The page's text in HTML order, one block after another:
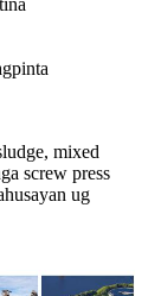
mixed
screw press
ug